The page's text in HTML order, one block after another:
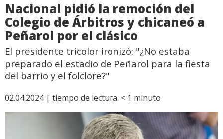
Nacional pidió la remoción del
Colegio de Árbitros y chicaneó a
Peñarol por el clásico
El presidente tricolor ironizó: "¿No estaba
preparado el estadio de Peñarol para la fiesta
del barrio y el folclore?"
02.04.2024 | tiempo de lectura: < 1 minuto